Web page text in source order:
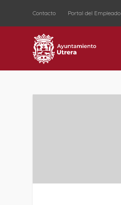
Contacto Portal del Empleado